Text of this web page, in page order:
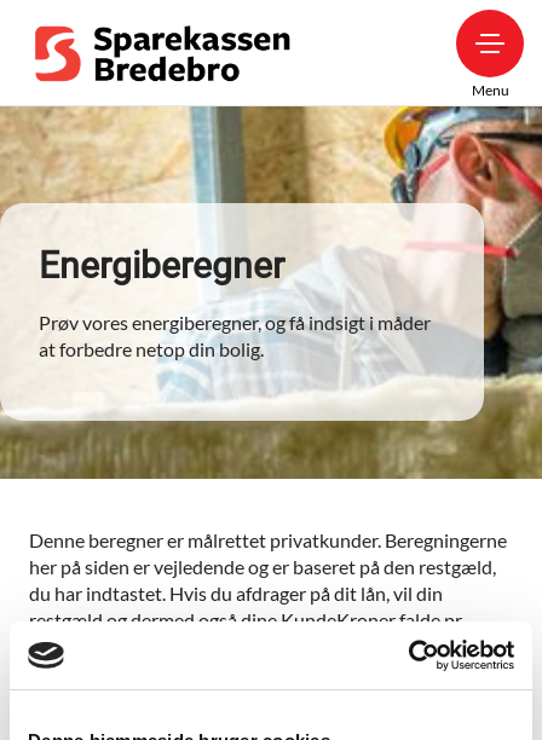
Menu
Energiberegner
Prøv vores energiberegner, og få indsigt i måder
at forbedre netop din bolig.
Denne beregner er målrettet privatkunder. Beregningerne
her på siden er vejledende og er baseret på den restgæld,
du har indtastet. Hvis du afdrager på dit lån, vil din
restgæld og dermed også dine KundeKroner falde pr.
kvartal.